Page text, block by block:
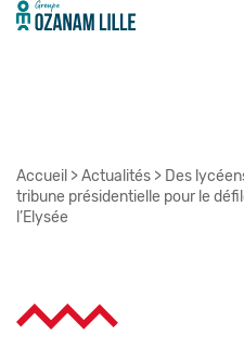
Accueil >Actualités > Des
tribune présidentielle pour le
l’Elysée